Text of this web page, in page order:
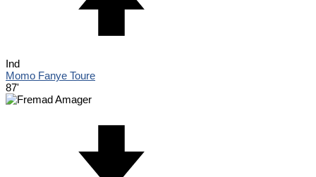
Ind
Momo Fanye Toure
87'